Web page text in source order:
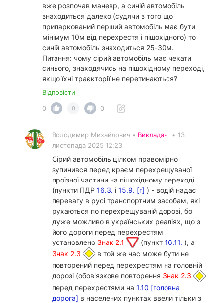
вже розпочав маневр, а синій автомобіль
знаходиться далеко (судячи з того що
припаркований перший автомобіль має бути
мінімум 10м від перехрестя і пішохідного) то
синій автомобіль знаходиться 25-30м.
Питання: чому сірий автомобіль має чекати
синього, знаходячись на пішохідному переході,
якщо їхні траєкторії не перетинаються?
Відповісти
0
0 0
Володимир Михайлович • Викладач • 13
листопада 2025 12:23
Сірий автомобіль цілком правомірно
зупинився перед краєм перехрещуваної
проїзної частини на пішохідному переході
(пункти ПДР 16.3. і 15.9. [г] ) - водій надає
перевагу в русі транспортним засобам, які
рухаються по перехрещуваній дорозі, бо
дуже можливо в українських реаліях, що з
його дороги перед перехрестям
установлено Знак 2.1 (пункт 16.11. ), а
Знак 2.3
в той же час може бути не
повторений перед перехрестям на головній
дорозі (обов'язкове повторення Знак 2.3
перед перехрестями на 1.10 [головна
дорога] в населених пунктах ввели тільки з